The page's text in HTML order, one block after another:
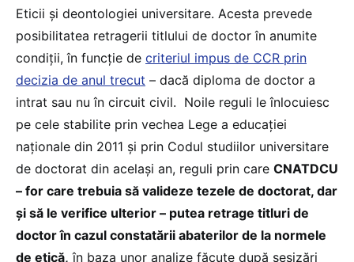
Eticii și deontologiei universitare. Acesta prevede
posibilitatea retragerii titlului de doctor în anumite
condiții, în funcție de criteriul impus de CCR prin
decizia de anul trecut – dacă diploma de doctor a
intrat sau nu în circuit civil. Noile reguli le înlocuiesc
pe cele stabilite prin vechea Lege a educației
naționale din 2011 și prin Codul studiilor universitare
de doctorat din același an, reguli prin care CNATDCU
– for care trebuia să valideze tezele de doctorat, dar
și să le verifice ulterior – putea retrage titluri de
doctor în cazul constatării abaterilor de la normele
de etică, în baza unor analize făcute după sesizări